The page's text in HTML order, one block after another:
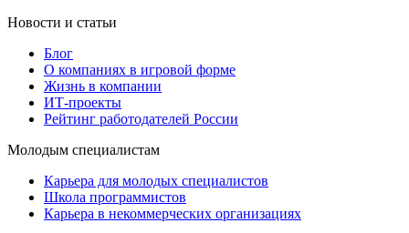
Новости и статьи
Блог
О компаниях в игровой форме
Жизнь в компании
ИТ-проекты
Рейтинг работодателей России
Молодым специалистам
Карьера для молодых специалистов
Школа программистов
Карьера в некоммерческих организациях